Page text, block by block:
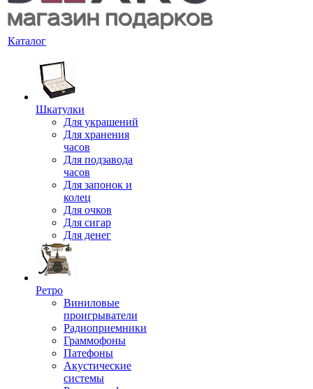
Каталог
Шкатулки
Для украшений
Для хранения
часов
Для подзавода
часов
Для запонок и
колец
Для очков
Для сигар
Для денег
Ретро
Виниловые
проигрыватели
Радиоприемники
Граммофоны
Патефоны
Акустические
системы